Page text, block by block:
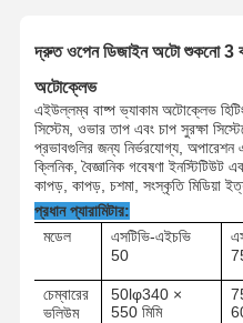
দ্রুত ওপেন ডিজাইন অটো শুকনো 3
অটোক্লেভ
এইউল্লম্ব বাষ্প ভ্যাকাম অটোক্লেভ
সিস্টেম, ওভার তাপ এবং চাপ সুরক্ষা
প্রভাবগুলির জন্য নির্ভরযোগ্য, অপারেশন
ক্লিনিক, বৈজ্ঞানিক গবেষণা ইনস্টিটিউট
কাপড়, কাপড়, চশমা, সংস্কৃতি মিডিয়া
প্রধান প্যারামিটার:
মডেল
এসটিভি-এইচভি
50
চেম্বারের
ভলিউম
50lφ340 ×
550 মিমি